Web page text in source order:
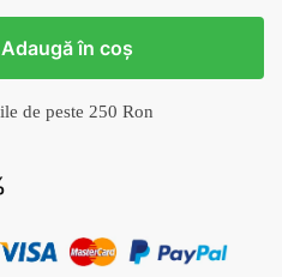
Adaugă în coș
de peste 250 Ron